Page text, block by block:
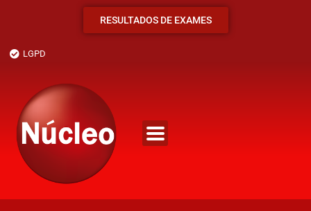
RESULTADOS DE EXAMES
LGPD